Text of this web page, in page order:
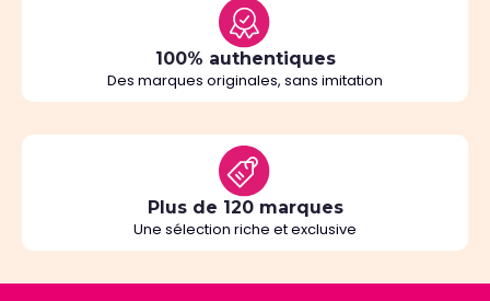
100% authentiques
Des marques originales, sans imitation
Plus de 120 marques
Une sélection riche et exclusive